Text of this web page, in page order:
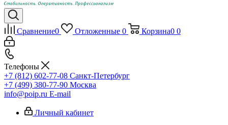
Сравнение0 Отложенные 0 Корзина0 0
Телефоны
+7 (812) 602-77-08 Санкт-Петербург
+7 (499) 380-77-90 Москва
info@poip.ru E-mail
Личный кабинет